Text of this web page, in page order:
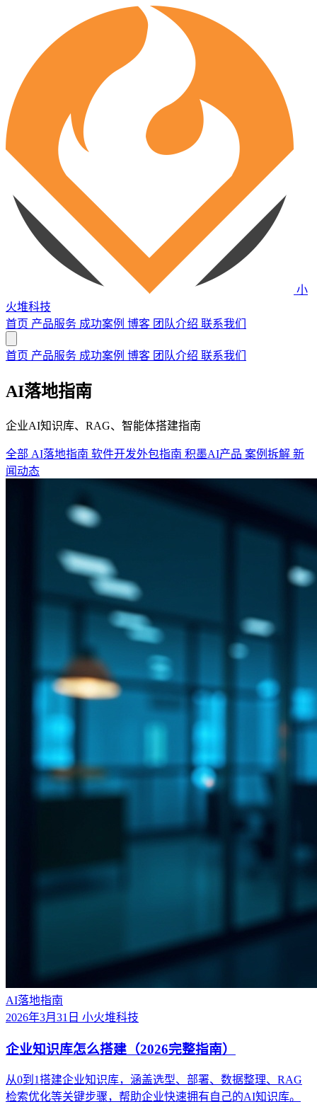
小
火堆科技
首页 产品服务 成功案例 博客 团队介绍 联系我们
首页 产品服务 成功案例 博客 团队介绍 联系我们
AI落地指南
企业AI知识库、RAG、智能体搭建指南
全部 AI落地指南 软件开发外包指南 积墨AI产品 案例拆解 新
闻动态
AI落地指南
2026年3月31日 小火堆科技
企业知识库怎么搭建（2026完整指南）
从0到1搭建企业知识库，涵盖选型、部署、数据整理、RAG
检索优化等关键步骤，帮助企业快速拥有自己的AI知识库。